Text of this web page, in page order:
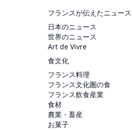
フランスが伝えたニュース
日本のニュース
世界のニュース
Art de Vivre
食文化
フランス料理
フランス文化圏の食
フランス飲食産業
食材
農業・畜産
お菓子